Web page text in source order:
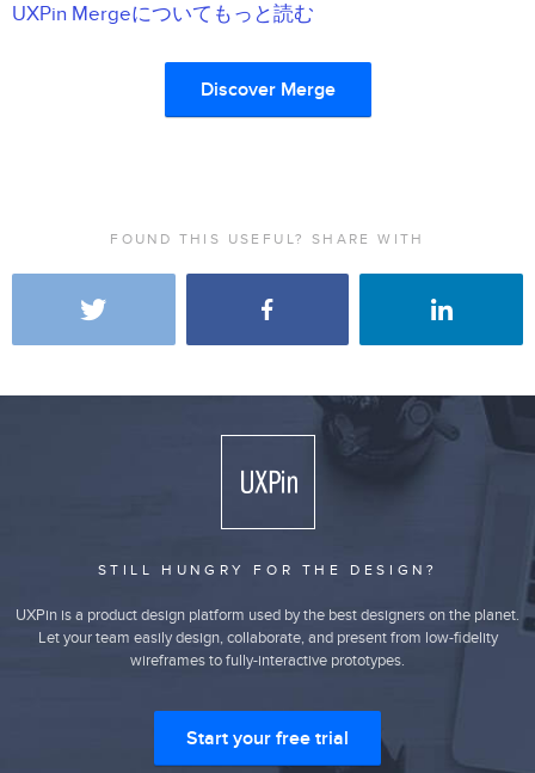
UXPin Mergeについてもっと読む
Discover Merge
FOUND THIS USEFUL? SHARE WITH
STILL HUNGRY FOR THE DESIGN?
UXPin is a product design platform used by the best designers on the planet.
Let your team easily design, collaborate, and present from low-fidelity
wireframes to fully-interactive prototypes.
Start your free trial